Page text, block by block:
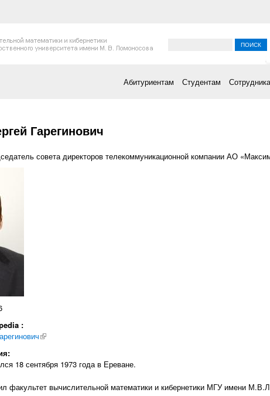
Абитуриентам Студентам
Гарегинович
совета директоров телекоммуникационной компании АО
:
(внешняя ссылка)
18 сентября 1973 года в Ереване.
факультет вычислительной математики и кибернетики МГУ имени